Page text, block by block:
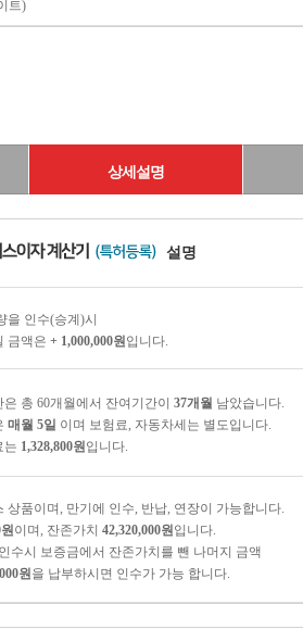
트)
상세설명
설명
을 인수(승계)시
금액은 + 1,000,000원입니다.
은 총 60개월에서 잔여기간이 37개월 남았습니다.
매월 5일 이며 보험료, 자동차세는 별도입니다.
는 1,328,800원입니다.
상품이며, 만기에 인수, 반납, 연장이 가능합니다.
이며, 잔존가치 42,320,000원입니다.
수시 보증금에서 잔존가치를 뺀 나머지 금액
원을 납부하시면 인수가 가능 합니다.